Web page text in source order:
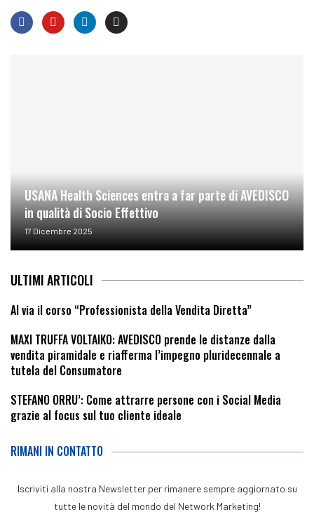
USANA Health Sciences entra a far parte di AVEDISCO
in qualità di Socio Effettivo
17 Dicembre 2025
ULTIMI ARTICOLI
Al via il corso “Professionista della Vendita Diretta”
MAXI TRUFFA VOLTAIKO: AVEDISCO prende le distanze dalla
vendita piramidale e riafferma l’impegno pluridecennale a
tutela del Consumatore
STEFANO ORRU’: Come attrarre persone con i Social Media
grazie al focus sul tuo cliente ideale
RIMANI IN CONTATTO
Iscriviti alla nostra Newsletter per rimanere sempre aggiornato su
tutte le novità del mondo del Network Marketing!